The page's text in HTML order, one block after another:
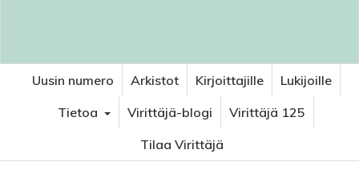
Uusin numero Arkistot Kirjoittajille
Lukijoille
Tietoa
Virittäjä-blogi
Virittäjä 125
Tilaa Virittäjä